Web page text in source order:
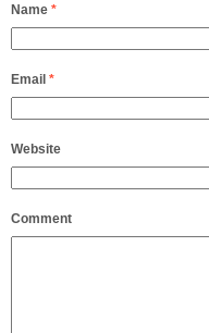
Name *
Email *
Website
Comment